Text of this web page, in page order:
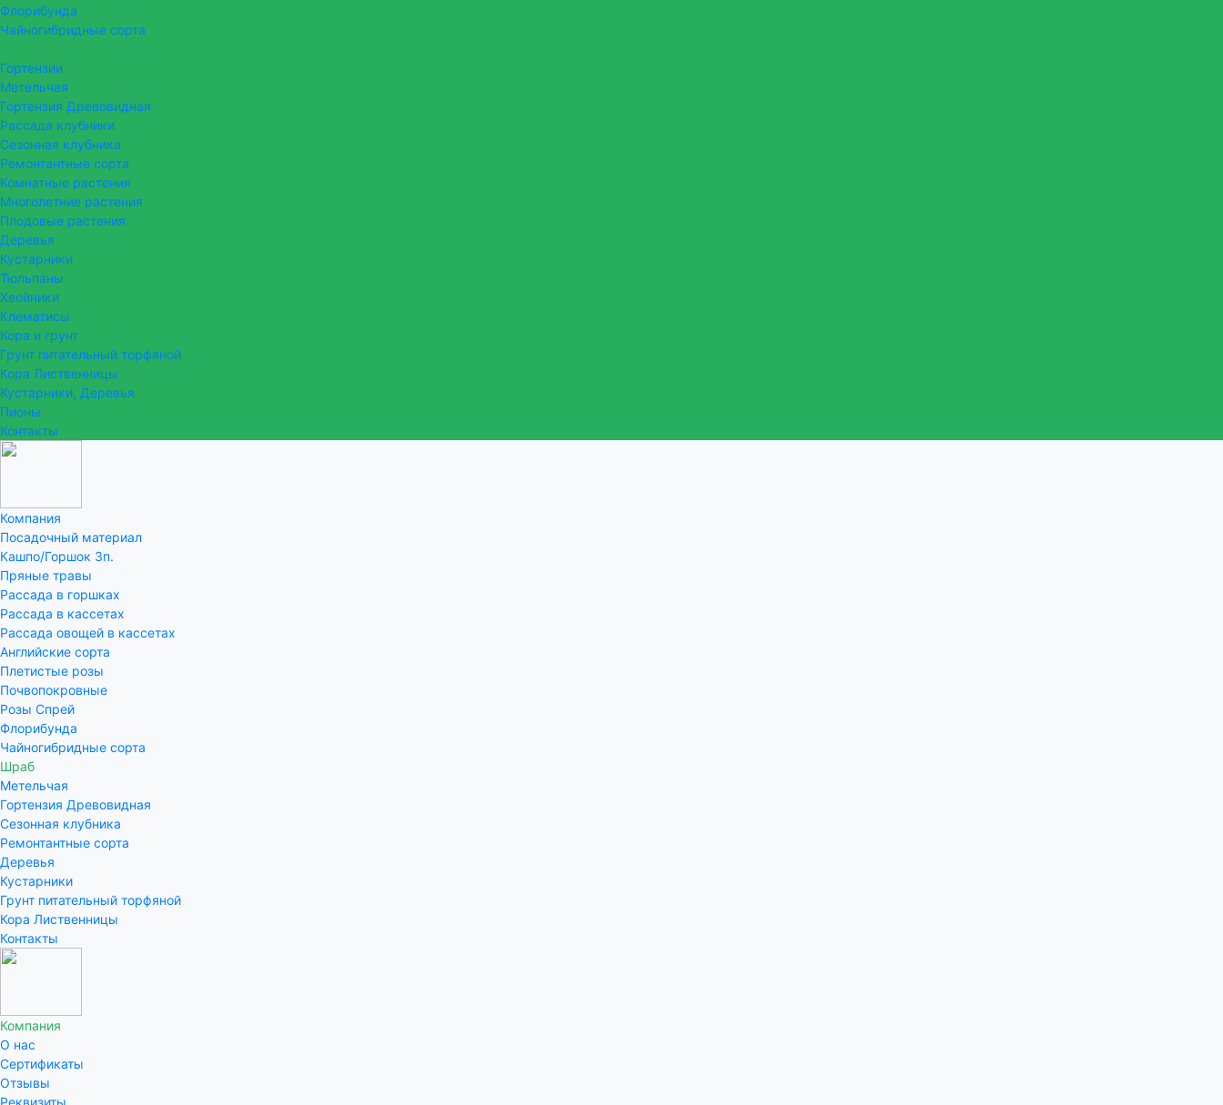
Флорибунда
Чайногибридные сорта
Гортензии
Метельчая
Гортензия Древовидная
Рассада клубники
Сезонная клубника
Ремонтантные сорта
Комнатные растения
Многолетние растения
Плодовые растения
Деревья
Кустарники
Тюльпаны
Хвойники
Клематисы
Кора и грунт
Грунт питательный торфяной
Кора Лиственницы
Кустарники, Деревья
Пионы
Контакты
Компания
Посадочный материал
Кашпо/Горшок 3п.
Пряные травы
Рассада в горшках
Рассада в кассетах
Рассада овощей в кассетах
Английские сорта
Плетистые розы
Почвопокровные
Розы Спрей
Флорибунда
Чайногибридные сорта
Шраб
Метельчая
Гортензия Древовидная
Сезонная клубника
Ремонтантные сорта
Деревья
Кустарники
Грунт питательный торфяной
Кора Лиственницы
Контакты
Компания
О нас
Сертификаты
Отзывы
Реквизиты